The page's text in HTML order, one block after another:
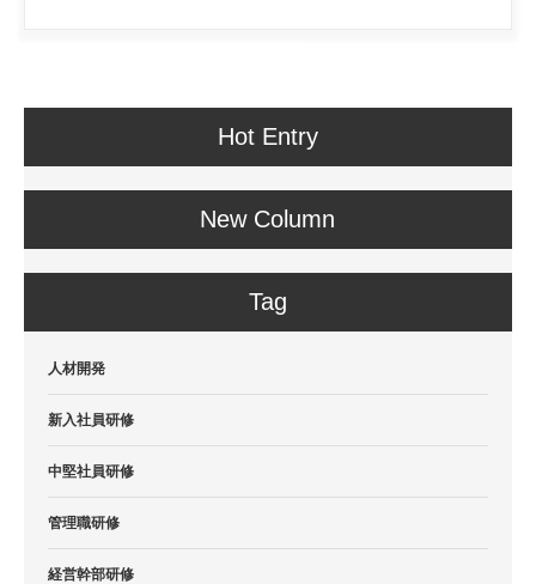
Hot Entry
New Column
Tag
人材開発
新入社員研修
中堅社員研修
管理職研修
経営幹部研修